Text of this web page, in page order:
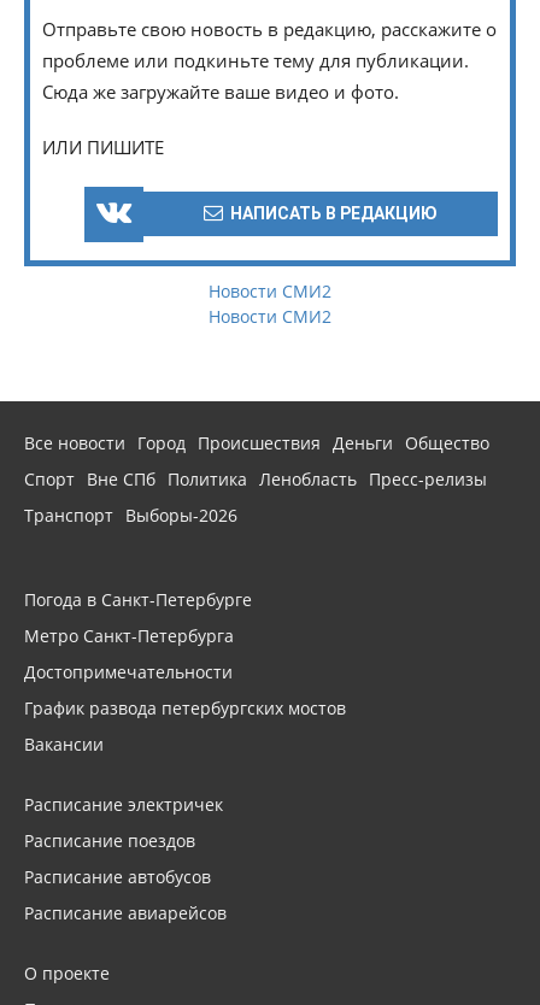
Отправьте свою новость в редакцию, расскажите о
проблеме или подкиньте тему для публикации.
Сюда же загружайте ваше видео и фото.
ИЛИ ПИШИТЕ
НАПИСАТЬ В РЕДАКЦИЮ
Новости СМИ2
Новости СМИ2
Все новости Город Происшествия Деньги
Общество
Спорт Вне СПб Политика Ленобласть Пресс-релизы
Транспорт Выборы-2026
Погода в Санкт-Петербурге
Метро Санкт-Петербурга
Достопримечательности
График развода петербургских мостов
Вакансии
Расписание электричек
Расписание поездов
Расписание автобусов
Расписание авиарейсов
О проекте